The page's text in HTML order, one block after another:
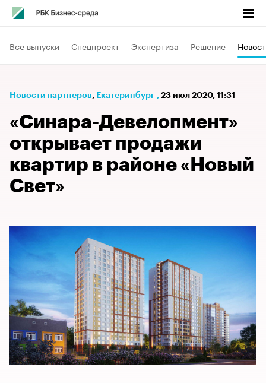
Все выпуски Спецпроект Экспертиза Решение
Новости партнеров⁠, Екатеринбург , 23 июл 2020, 11:31
«Синара-Девелопмент»
открывает продажи
квартир в районе «Новый
Свет»